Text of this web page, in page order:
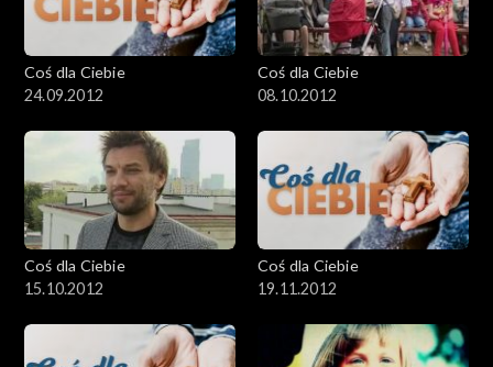
Coś dla Ciebie
24.09.2012
Coś dla Ciebie
08.10.2012
Coś dla Ciebie
15.10.2012
Coś dla Ciebie
19.11.2012